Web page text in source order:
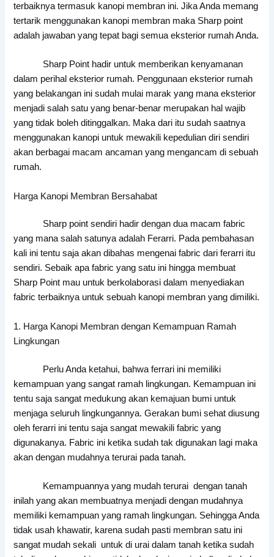
terbaiknya termasuk kanopi membran ini. Jika Anda memang
tertarik menggunakan kanopi membran maka Sharp point
adalah jawaban yang tepat bagi semua eksterior rumah Anda.
Sharp Point hadir untuk memberikan kenyamanan
dalam perihal eksterior rumah. Penggunaan eksterior rumah
yang belakangan ini sudah mulai marak yang mana eksterior
menjadi salah satu yang benar-benar merupakan hal wajib
yang tidak boleh ditinggalkan. Maka dari itu sudah saatnya
menggunakan kanopi untuk mewakili kepedulian diri sendiri
akan berbagai macam ancaman yang mengancam di sebuah
rumah.
Harga Kanopi Membran Bersahabat
Sharp point sendiri hadir dengan dua macam fabric
yang mana salah satunya adalah Ferarri. Pada pembahasan
kali ini tentu saja akan dibahas mengenai fabric dari ferarri itu
sendiri. Sebaik apa fabric yang satu ini hingga membuat
Sharp Point mau untuk berkolaborasi dalam menyediakan
fabric terbaiknya untuk sebuah kanopi membran yang dimiliki.
1. Harga Kanopi Membran dengan Kemampuan Ramah
Lingkungan
Perlu Anda ketahui, bahwa ferrari ini memiliki
kemampuan yang sangat ramah lingkungan. Kemampuan ini
tentu saja sangat medukung akan kemajuan bumi untuk
menjaga seluruh lingkungannya. Gerakan bumi sehat diusung
oleh ferarri ini tentu saja sangat mewakili fabric yang
digunakanya. Fabric ini ketika sudah tak digunakan lagi maka
akan dengan mudahnya terurai pada tanah.
Kemampuannya yang mudah terurai dengan tanah
inilah yang akan membuatnya menjadi dengan mudahnya
memiliki kemampuan yang ramah lingkungan. Sehingga Anda
tidak usah khawatir, karena sudah pasti membran satu ini
sangat mudah sekali untuk di urai dalam tanah ketika sudah